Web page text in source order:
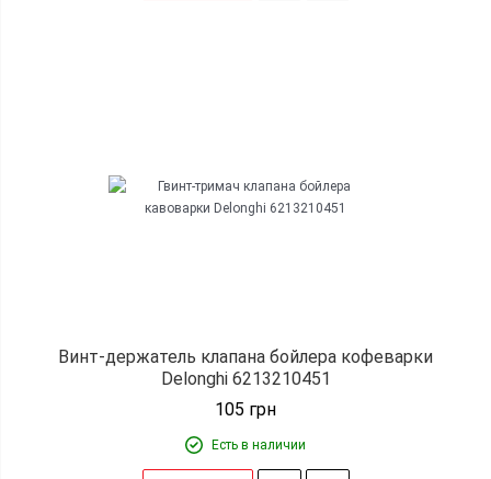
Винт-держатель клапана бойлера кофеварки
Delonghi 6213210451
105 грн
Есть в наличии